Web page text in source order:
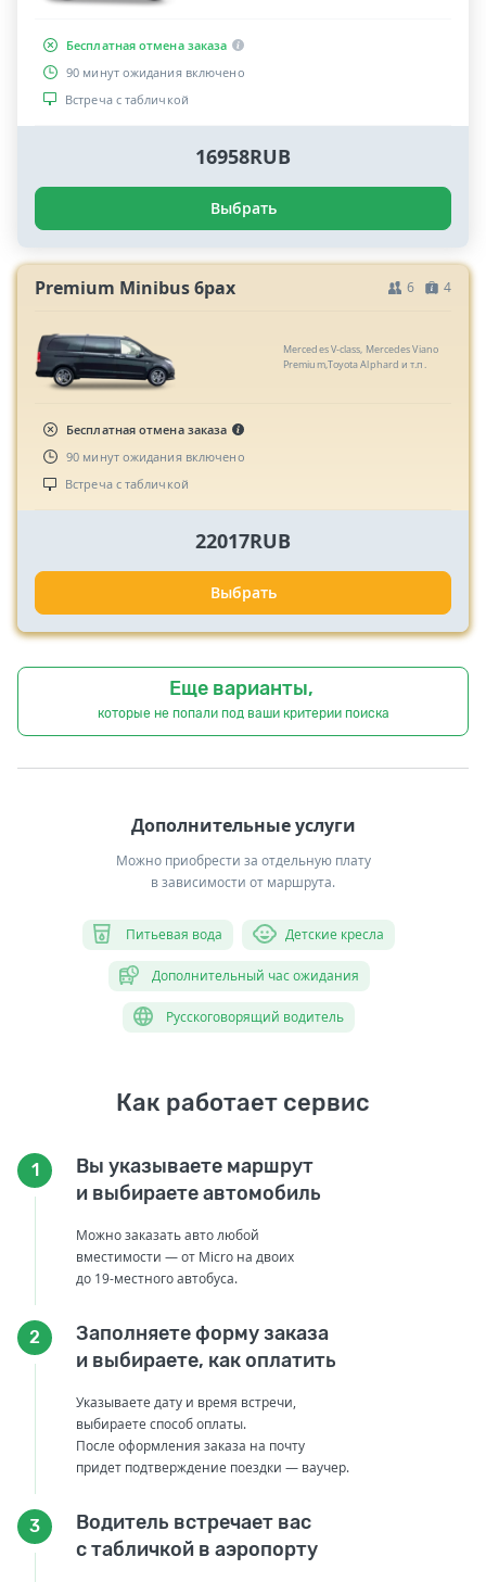
Бесплатная отмена заказа
90 минут ожидания включено
Встреча с табличкой
16958RUB
Выбрать
Premium Minibus 6pax 6 4
Mercedes V-class, Mercedes Viano
Premium,Toyota Alphard и т.п.
Бесплатная отмена заказа
90 минут ожидания включено
Встреча с табличкой
22017RUB
Выбрать
Еще варианты,
которые не попали под ваши критерии поиска
Дополнительные услуги
Можно приобрести за отдельную плату
в зависимости от маршрута.
Питьевая вода Детские кресла
Дополнительный час ожидания
Русскоговорящий водитель
Как работает сервис
1
Вы указываете маршрут
и выбираете автомобиль
Можно заказать авто любой
вместимости — от Micro на двоих
до 19-местного автобуса.
2
Заполняете форму заказа
и выбираете, как оплатить
Указываете дату и время встречи,
выбираете способ оплаты.
После оформления заказа на почту
придет подтверждение поездки — ваучер.
3
Водитель встречает вас
с табличкой в аэропорту